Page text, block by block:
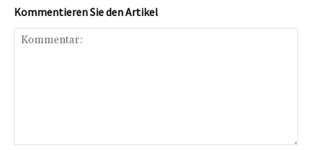
Kommentieren Sie den Artikel